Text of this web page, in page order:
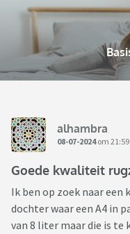
alhambra
08-07-2024om 21:59
Goede kwaliteit
Ik ben op zoek naar
dochter waar een A4 in
van 8 liter maar die is